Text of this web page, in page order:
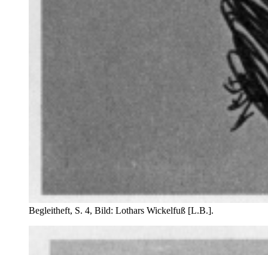
Begleitheft, S. 4, Bild: Lothars Wickelfuß [L.B.].